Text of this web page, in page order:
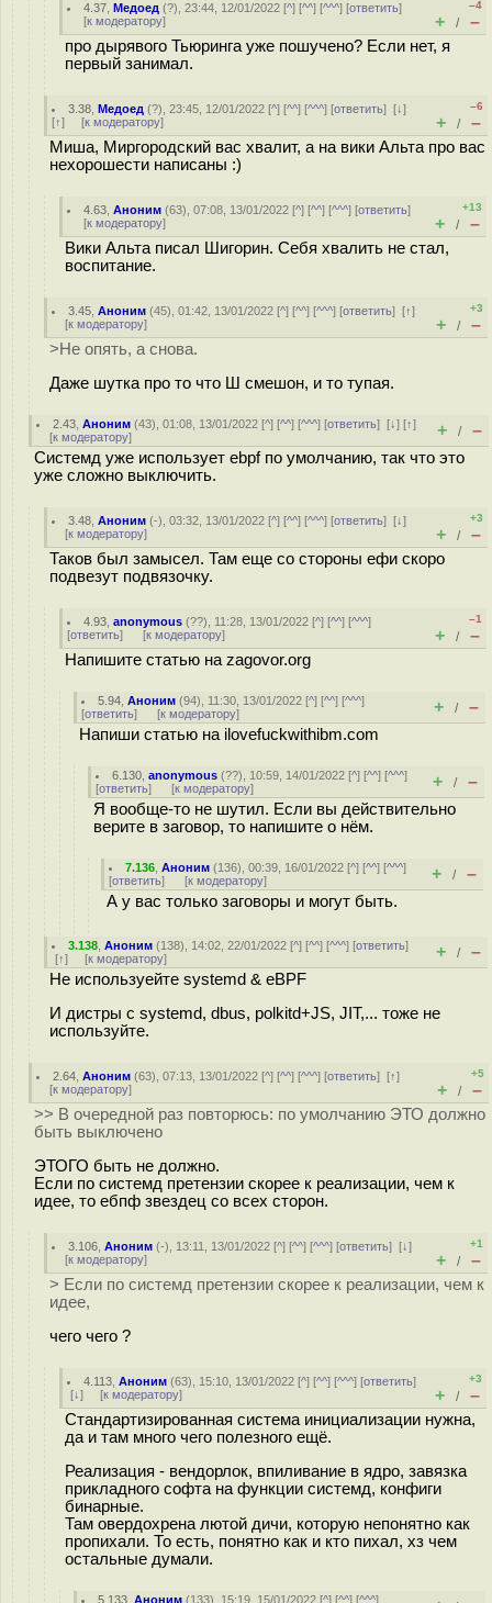
4.37 ,Медоед (?), 23:44, 12/01/2022 [^] [^^] [^^^] [ответить]
[к модератору]
–4
+ / –
про дырявого Тьюринга уже пошучено? Если нет, я
первый занимал.
3.38 ,Медоед (?), 23:45, 12/01/2022 [^] [^^] [^^^] [ответить][↓]
[↑] [к модератору]
–6
+ / –
Миша, Миргородский вас хвалит, а на вики Альта про вас
нехорошести написаны :)
4.63 ,Аноним (63), 07:08, 13/01/2022 [^] [^^] [^^^] [ответить]
[к модератору]
+13
+ / –
Вики Альта писал Шигорин. Себя хвалить не стал,
воспитание.
3.45 ,Аноним (45), 01:42, 13/01/2022 [^] [^^] [^^^] [ответить][↑]
[к модератору]
+3
+ / –
>Не опять, а снова.
Даже шутка про то что Ш смешон, и то тупая.
2.43 ,Аноним (43), 01:08, 13/01/2022 [^] [^^] [^^^] [ответить][↓] [↑]
[к модератору] + / –
Системд уже использует ebpf по умолчанию, так что это
уже сложно выключить.
3.48 ,Аноним (-), 03:32, 13/01/2022 [^] [^^] [^^^] [ответить][↓]
[к модератору]
+3
+ / –
Таков был замысел. Там еще со стороны ефи скоро
подвезут подвязочку.
4.93 ,anonymous (??), 11:28, 13/01/2022 [^] [^^] [^^^]
[ответить] [к модератору]
–1
+ / –
Напишите статью на zagovor.org
5.94 ,Аноним (94), 11:30, 13/01/2022 [^] [^^] [^^^]
[ответить] [к модератору] + / –
Напиши статью на ilovefuckwithibm.com
6.130 ,anonymous (??), 10:59, 14/01/2022 [^] [^^] [^^^]
[ответить] [к модератору] + / –
Я вообще-то не шутил. Если вы действительно
верите в заговор, то напишите о нём.
7.136 ,Аноним (136), 00:39, 16/01/2022 [^] [^^] [^^^]
[ответить] [к модератору] + / –
А у вас только заговоры и могут быть.
3.138 ,Аноним (138), 14:02, 22/01/2022 [^] [^^] [^^^] [ответить]
[↑] [к модератору] + / –
Не используейте systemd & eBPF
И дистры с systemd, dbus, polkitd+JS, JIT,... тоже не
используйте.
2.64 ,Аноним (63), 07:13, 13/01/2022 [^] [^^] [^^^] [ответить][↑]
[к модератору]
+5
+ / –
>> В очередной раз повторюсь: по умолчанию ЭТО должно
быть выключено
ЭТОГО быть не должно.
Если по системд претензии скорее к реализации, чем к
идее, то ебпф звездец со всех сторон.
3.106 ,Аноним (-), 13:11, 13/01/2022 [^] [^^] [^^^] [ответить][↓]
[к модератору]
+1
+ / –
> Если по системд претензии скорее к реализации, чем к
идее,
чего чего ?
4.113 ,Аноним (63), 15:10, 13/01/2022 [^] [^^] [^^^] [ответить]
[↓] [к модератору]
+3
+ / –
Стандартизированная система инициализации нужна,
да и там много чего полезного ещё.
Реализация - вендорлок, впиливание в ядро, завязка
прикладного софта на функции системд, конфиги
бинарные.
Там овердохрена лютой дичи, которую непонятно как
пропихали. То есть, понятно как и кто пихал, хз чем
остальные думали.
5.133 ,Аноним (133), 15:19, 15/01/2022 [^] [^^] [^^^]